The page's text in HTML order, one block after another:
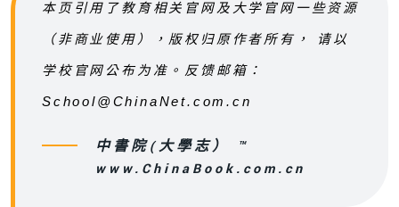
本页引用了教育相关官网及大学官网一些资源
（非商业使用），版权归原作者所有， 请以
学校官网公布为准。反馈邮箱：
School@ChinaNet.com.cn
中書院(大學志） ™
www.ChinaBook.com.cn